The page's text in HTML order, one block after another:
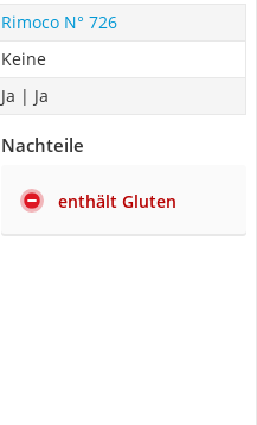
Rimoco N° 726
Keine
Ja | Ja
Nachteile
enthält Gluten